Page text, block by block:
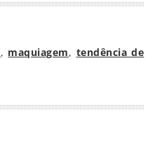
, maquiagem, tendência de